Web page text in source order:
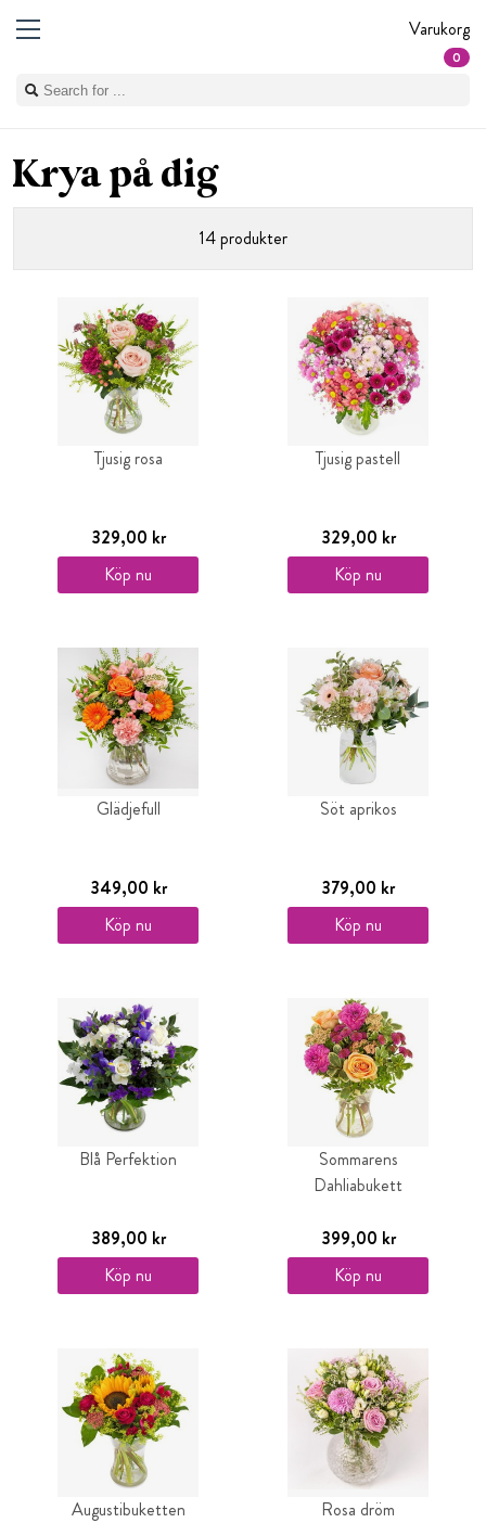
Varukorg
0
Krya på dig
14 produkter
Tjusig rosa
329,00 kr
Köp nu
Tjusig pastell
329,00 kr
Köp nu
Glädjefull
349,00 kr
Köp nu
Söt aprikos
379,00 kr
Köp nu
Blå Perfektion
389,00 kr
Köp nu
Sommarens
Dahliabukett
399,00 kr
Köp nu
Augustibuketten Rosa dröm